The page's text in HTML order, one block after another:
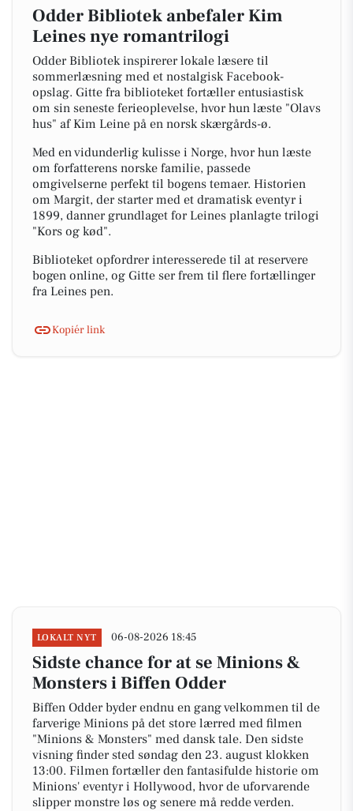
Odder Bibliotek anbefaler Kim
Leines nye romantrilogi
Odder Bibliotek inspirerer lokale læsere til
sommerlæsning med et nostalgisk Facebook-
opslag. Gitte fra biblioteket fortæller entusiastisk
om sin seneste ferieoplevelse, hvor hun læste "Olavs
hus" af Kim Leine på en norsk skærgårds-ø.
Med en vidunderlig kulisse i Norge, hvor hun læste
om forfatterens norske familie, passede
omgivelserne perfekt til bogens temaer. Historien
om Margit, der starter med et dramatisk eventyr i
1899, danner grundlaget for Leines planlagte trilogi
"Kors og kød".
Biblioteket opfordrer interesserede til at reservere
bogen online, og Gitte ser frem til flere fortællinger
fra Leines pen.
Kopiér link
LOKALT NYT 06-08-2026 18:45
Sidste chance for at se Minions &
Monsters i Biffen Odder
Biffen Odder byder endnu en gang velkommen til de
farverige Minions på det store lærred med filmen
"Minions & Monsters" med dansk tale. Den sidste
visning finder sted søndag den 23. august klokken
13:00. Filmen fortæller den fantasifulde historie om
Minions' eventyr i Hollywood, hvor de uforvarende
slipper monstre løs og senere må redde verden.